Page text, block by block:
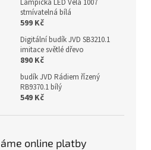
Lampička LED Vela 1007
stmívatelná bílá
599 Kč
Digitální budík JVD SB3210.1
imitace světlé dřevo
890 Kč
budík JVD Rádiem řízený
RB9370.1 bílý
549 Kč
online platby